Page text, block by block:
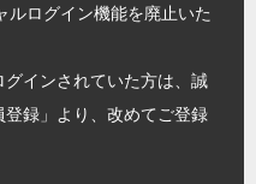
ログイン機能を廃止いた
インされていた方は、誠
録」より、改めてご登録